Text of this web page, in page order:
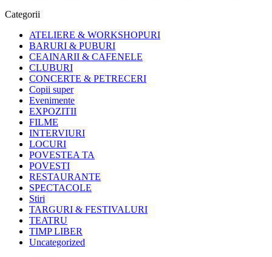
Categorii
ATELIERE & WORKSHOPURI
BARURI & PUBURI
CEAINARII & CAFENELE
CLUBURI
CONCERTE & PETRECERI
Copii super
Evenimente
EXPOZITII
FILME
INTERVIURI
LOCURI
POVESTEA TA
POVESTI
RESTAURANTE
SPECTACOLE
Stiri
TARGURI & FESTIVALURI
TEATRU
TIMP LIBER
Uncategorized